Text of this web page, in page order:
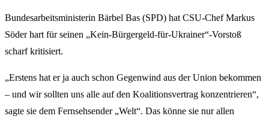
Bundesarbeitsministerin Bärbel Bas (SPD) hat CSU-Chef Markus
Söder hart für seinen „Kein-Bürgergeld-für-Ukrainer“-Vorstoß
scharf kritisiert.
„Erstens hat er ja auch schon Gegenwind aus der Union bekommen
– und wir sollten uns alle auf den Koalitionsvertrag konzentrieren“,
sagte sie dem Fernsehsender „Welt“. Das könne sie nur allen